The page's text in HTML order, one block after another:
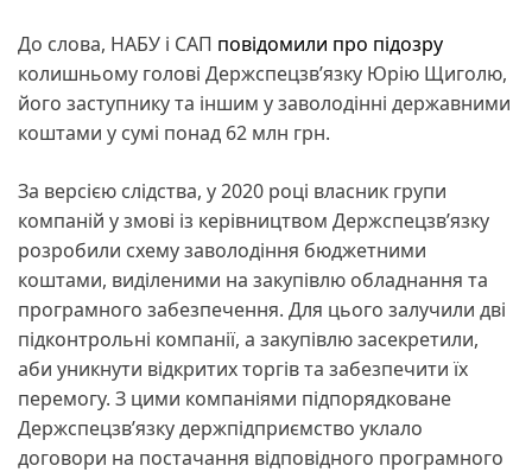
До слова, НАБУ і САП повідомили про підозру
колишньому голові Держспецзв’язку Юрію Щиголю,
його заступнику та іншим у заволодінні державними
коштами у сумі понад 62 млн грн.
За версією слідства, у 2020 році власник групи
компаній у змові із керівництвом Держспецзв’язку
розробили схему заволодіння бюджетними
коштами, виділеними на закупівлю обладнання та
програмного забезпечення. Для цього залучили дві
підконтрольні компанії, а закупівлю засекретили,
аби уникнути відкритих торгів та забезпечити їх
перемогу. З цими компаніями підпорядковане
Держспецзв’язку держпідприємство уклало
договори на постачання відповідного програмного